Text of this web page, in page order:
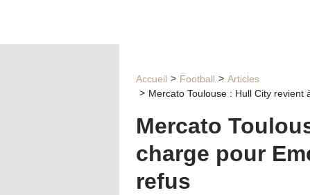
Accueil Football
Articles
Mercato Toulouse : Hull City
Mercato
charge pour
refus